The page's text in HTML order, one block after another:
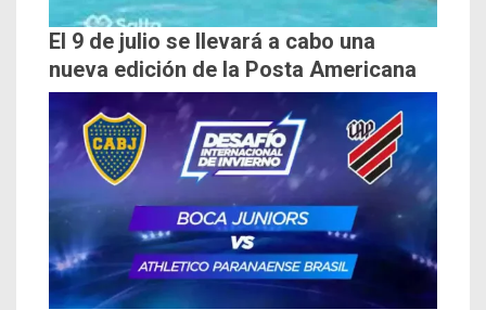
El 9 de julio se llevará a cabo una
nueva edición de la Posta Americana